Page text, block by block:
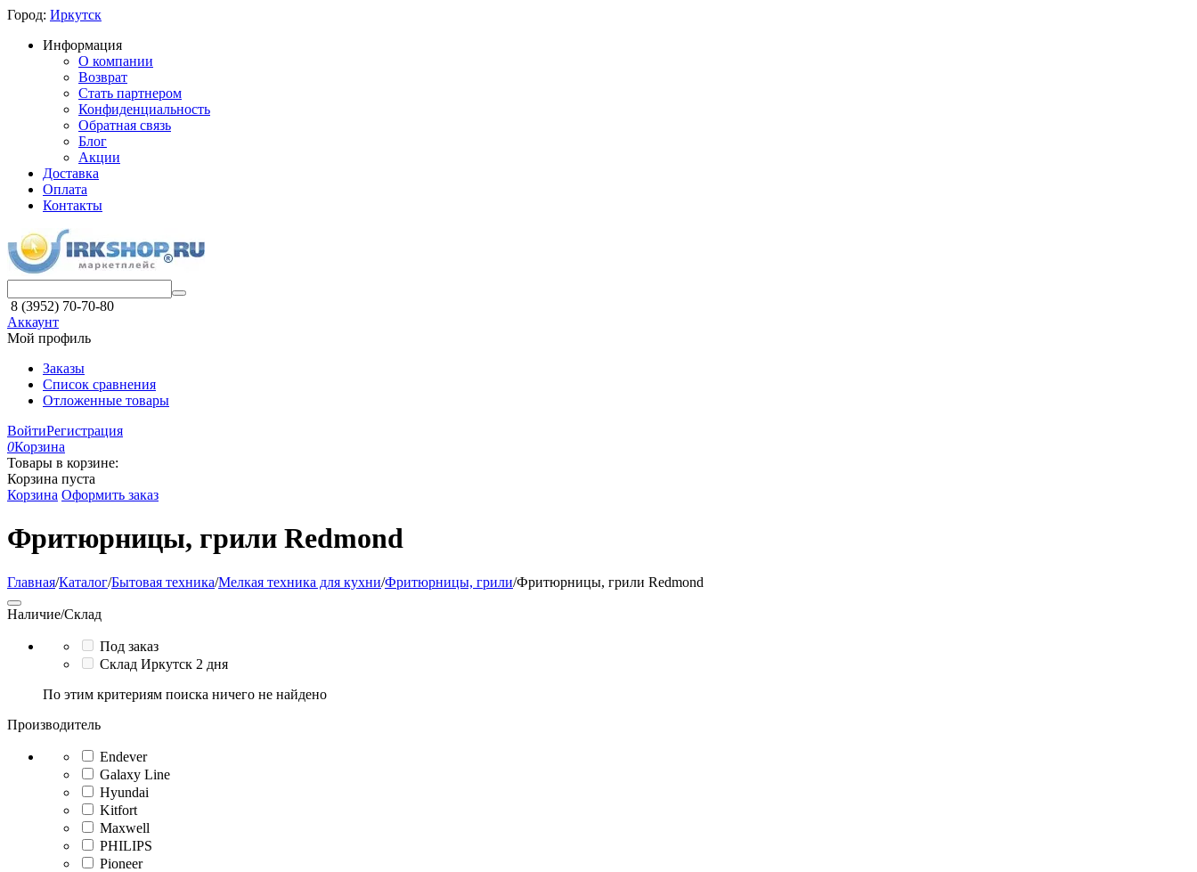
Город: Иркутск
Информация
О компании
Возврат
Стать партнером
Конфиденциальность
Обратная связь
Блог
Акции
Доставка
Оплата
Контакты
8 (3952) 70-70-80
Аккаунт
Мой профиль
Заказы
Список сравнения
Отложенные товары
ВойтиРегистрация
0Корзина
Товары в корзине:
Корзина пуста
Корзина Оформить заказ
Фритюрницы, грили Redmond
Главная/Каталог/Бытовая техника/Мелкая техника для кухни/Фритюрницы, грили/Фритюрницы, грили Redmond
Наличие/Склад
Под заказ
Склад Иркутск 2 дня
По этим критериям поиска ничего не найдено
Производитель
Endever
Galaxy Line
Hyundai
Kitfort
Maxwell
PHILIPS
Pioneer